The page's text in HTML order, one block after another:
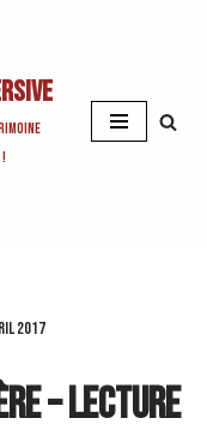
2017
– Lecture